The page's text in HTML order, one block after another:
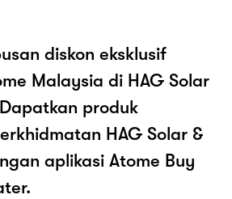
diskon eksklusif
Malaysia di HAG Solar
produk
HAG Solar &
aplikasi Atome Buy